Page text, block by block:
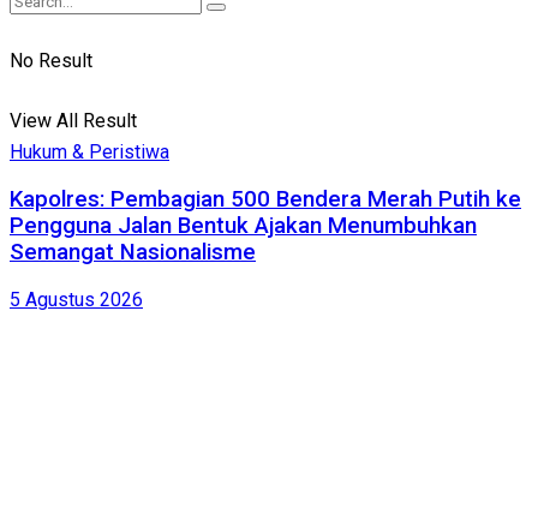
No Result
View All Result
Hukum & Peristiwa
Kapolres: Pembagian 500 Bendera Merah Putih ke
Pengguna Jalan Bentuk Ajakan Menumbuhkan
Semangat Nasionalisme
5 Agustus 2026